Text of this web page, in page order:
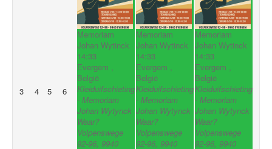
3 4 5 6
Memoriam
Johan Wytinck
14:33
Evergem ,
België
Kleiduifschieting
- Memoriam
Johan Wytynck
Waar?
Volpenswege
92-96, 9940
Memoriam
Johan Wytinck
14:33
Evergem ,
België
Kleiduifschieting
- Memoriam
Johan Wytynck
Waar?
Volpenswege
92-96, 9940
Memoriam
Johan Wytinck
14:33
Evergem ,
België
Kleiduifschieting
- Memoriam
Johan Wytynck
Waar?
Volpenswege
92-96, 9940